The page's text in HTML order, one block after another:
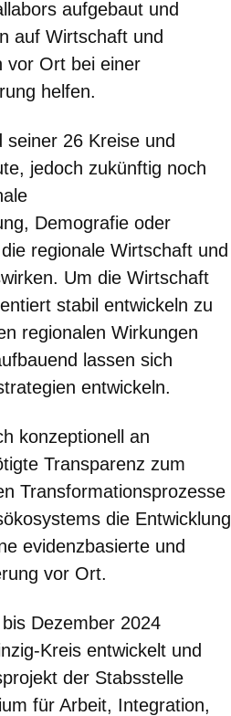
aufgebaut und
auf Wirtschaft und
vor Ort bei einer
helfen.
26 Kreise und
jedoch zukünftig noch
Demografie oder
regionale Wirtschaft und
Um die Wirtschaft
stabil entwickeln zu
regionalen Wirkungen
lassen sich
entwickeln.
konzeptionell an
Transparenz zum
Transformationsprozesse
die Entwicklung
evidenzbasierte und
vor Ort.
Dezember 2024
Kreis entwickelt und
der Stabsstelle
für Arbeit, Integration,